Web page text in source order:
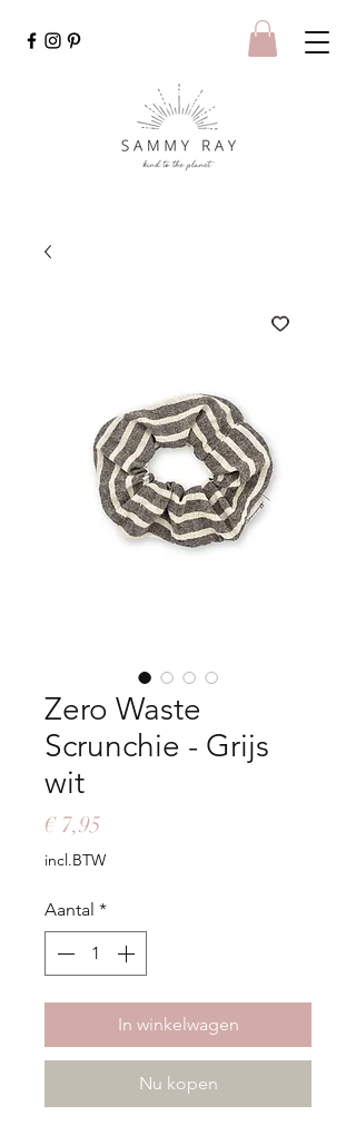
Zero Waste
Scrunchie - Grijs
wit
€ 7,95
incl.BTW
Aantal *
In winkelwagen
Nu kopen